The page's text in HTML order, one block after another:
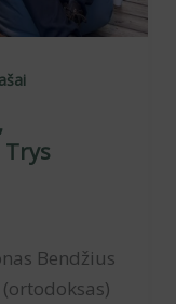
Bendžius